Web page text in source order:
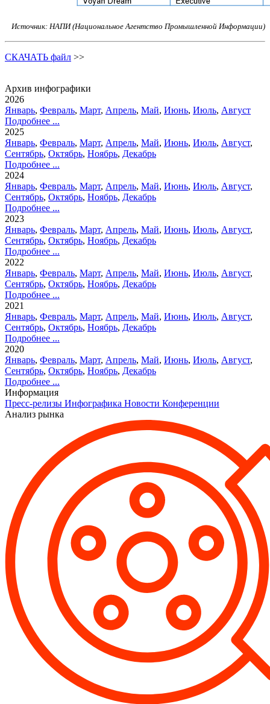
Источник: НАПИ (Национальное Агентство Промышленной Информации)
СКАЧАТЬ файл >>
Архив инфографики
2026
Январь, Февраль, Март, Апрель, Май, Июнь, Июль, Август
Подробнее ...
2025
Январь, Февраль, Март, Апрель, Май, Июнь, Июль, Август,
Сентябрь, Октябрь, Ноябрь, Декабрь
Подробнее ...
2024
Январь, Февраль, Март, Апрель, Май, Июнь, Июль, Август,
Сентябрь, Октябрь, Ноябрь, Декабрь
Подробнее ...
2023
Январь, Февраль, Март, Апрель, Май, Июнь, Июль, Август,
Сентябрь, Октябрь, Ноябрь, Декабрь
Подробнее ...
2022
Январь, Февраль, Март, Апрель, Май, Июнь, Июль, Август,
Сентябрь, Октябрь, Ноябрь, Декабрь
Подробнее ...
2021
Январь, Февраль, Март, Апрель, Май, Июнь, Июль, Август,
Сентябрь, Октябрь, Ноябрь, Декабрь
Подробнее ...
2020
Январь, Февраль, Март, Апрель, Май, Июнь, Июль, Август,
Сентябрь, Октябрь, Ноябрь, Декабрь
Подробнее ...
Информация
Пресс-релизы Инфографика Новости Конференции
Анализ рынка